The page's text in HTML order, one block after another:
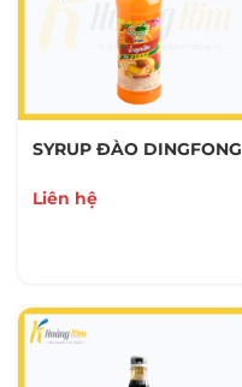
SYRUP ĐÀO DINGFONG
Liên hệ